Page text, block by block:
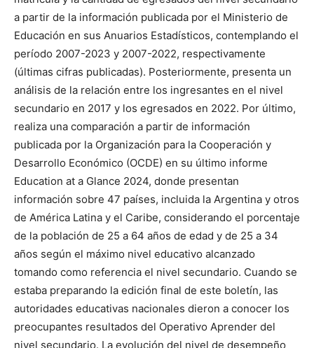
a partir de la información publicada por el Ministerio de
Educación en sus Anuarios Estadísticos, contemplando el
período 2007-2023 y 2007-2022, respectivamente
(últimas cifras publicadas). Posteriormente, presenta un
análisis de la relación entre los ingresantes en el nivel
secundario en 2017 y los egresados en 2022. Por último,
realiza una comparación a partir de información
publicada por la Organización para la Cooperación y
Desarrollo Económico (OCDE) en su último informe
Education at a Glance 2024, donde presentan
información sobre 47 países, incluida la Argentina y otros
de América Latina y el Caribe, considerando el porcentaje
de la población de 25 a 64 años de edad y de 25 a 34
años según el máximo nivel educativo alcanzado
tomando como referencia el nivel secundario. Cuando se
estaba preparando la edición final de este boletín, las
autoridades educativas nacionales dieron a conocer los
preocupantes resultados del Operativo Aprender del
nivel secundario. La evolución del nivel de desempeño